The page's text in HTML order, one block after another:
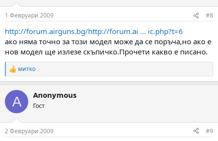
s
1 Февруари 2009 #8
http://forum.airguns.bg/http://forum.ai ... ic.php?t=6
ако няма точно за този модел може да се поръча,но ако е
нов модел ще излезе скъпичко.Прочети какво е писано.
R
e
c
i
s
митко
A Anonymous
Гост
2 Февруари 2009 #9